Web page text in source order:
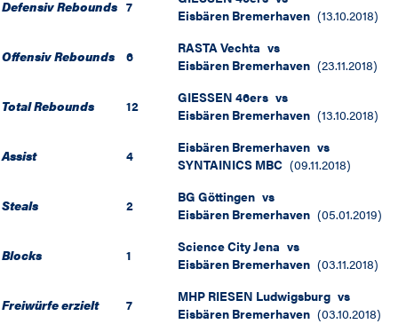
Defensiv Rebounds 7
Eisbären Bremerhaven (13.10.2018)
Offensiv Rebounds 6 RASTA Vechta vs
Eisbären Bremerhaven (23.11.2018)
Total Rebounds 12 GIESSEN 46ers vs
Eisbären Bremerhaven (13.10.2018)
Assist 4 Eisbären Bremerhaven vs
SYNTAINICS MBC (09.11.2018)
Steals 2 BG Göttingen vs
Eisbären Bremerhaven (05.01.2019)
Blocks 1 Science City Jena vs
Eisbären Bremerhaven (03.11.2018)
Freiwürfe erzielt 7 MHP RIESEN Ludwigsburg vs
Eisbären Bremerhaven (03.10.2018)